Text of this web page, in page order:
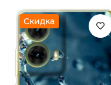
Скидка